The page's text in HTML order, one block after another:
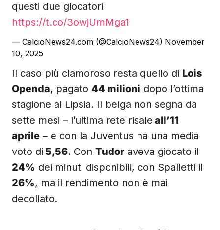
questi due giocatori
https://t.co/3owjUmMga1
— CalcioNews24.com (@CalcioNews24) November
10, 2025
Il caso più clamoroso resta quello di Lois
Openda, pagato 44 milioni dopo l’ottima
stagione al Lipsia. Il belga non segna da
sette mesi – l’ultima rete risale all’11
aprile – e con la Juventus ha una media
voto di 5,56. Con Tudor aveva giocato il
24% dei minuti disponibili, con Spalletti il
26%, ma il rendimento non è mai
decollato.